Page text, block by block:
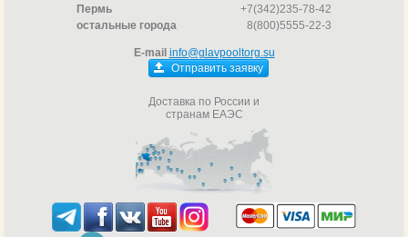
Пермь
+7(342)235-78-42
остальные города
8(800)5555-22-3
E-mail info@glavpooltorg.su
Отправить заявку
Доставка по России и
странам ЕАЭС